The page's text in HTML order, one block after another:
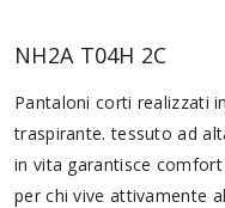
NH2A T04H 2C
Pantaloni corti realizzati
traspirante. tessuto ad
in vita garantisce
per chi vive attivamente